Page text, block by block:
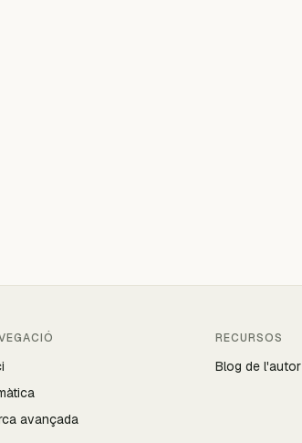
avançada
RECURSOS
Blog de l'autor